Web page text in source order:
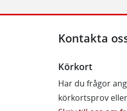
Kontakta
Körkort
Har du frågor
körkortsprov